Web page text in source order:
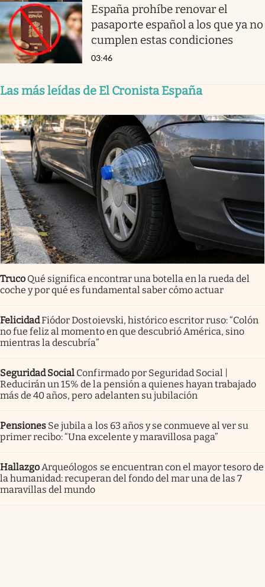
España prohíbe renovar el
pasaporte español a los que ya no
cumplen estas condiciones
03:46
Las más leídas de El Cronista España
Truco Qué significa encontrar una botella en la rueda del
coche y por qué es fundamental saber cómo actuar
FelicidadFiódor Dostoievski, histórico escritor ruso: “Colón
no fue feliz al momento en que descubrió América, sino
mientras la descubría”
Seguridad Social Confirmado por Seguridad Social |
Reducirán un 15% de la pensión a quienes hayan trabajado
más de 40 años, pero adelanten su jubilación
Pensiones Se jubila a los 63 años y se conmueve al ver su
primer recibo: “Una excelente y maravillosa paga”
HallazgoArqueólogos se encuentran con el mayor tesoro de
la humanidad: recuperan del fondo del mar una de las 7
maravillas del mundo